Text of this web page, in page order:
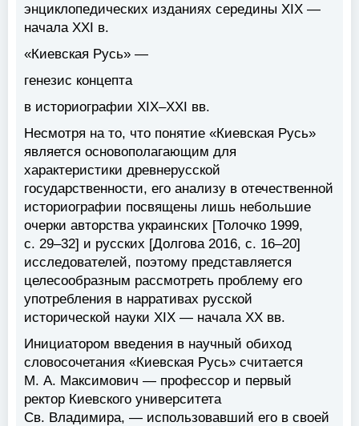
энциклопедических изданиях середины XIX —
начала XXI в.
«Киевская Русь» —
генезис концепта
в историографии XIX–XXI вв.
Несмотря на то, что понятие «Киевская Русь»
является основополагающим для
характеристики древнерусской
государственности, его анализу в отечественной
историографии посвящены лишь небольшие
очерки авторства украинских [Толочко 1999,
с. 29–32] и русских [Долгова 2016, с. 16–20]
исследователей, поэтому представляется
целесообразным рассмотреть проблему его
употребления в нарративах русской
исторической науки XIX — начала XX вв.
Инициатором введения в научный обиход
словосочетания «Киевская Русь» считается
М. А. Максимович — профессор и первый
ректор Киевского университета
Св. Владимира, — использовавший его в своей